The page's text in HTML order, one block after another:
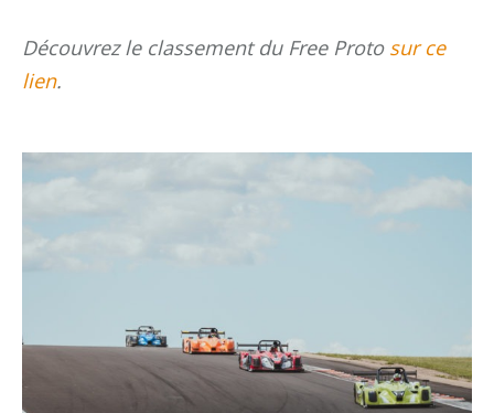
Découvrez le classement du Free Proto sur ce
lien.